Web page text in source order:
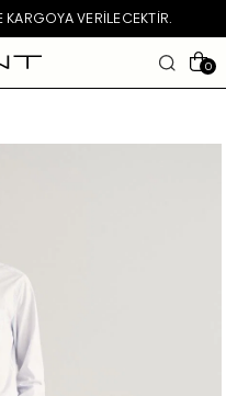
VERILECEKTIR.
0